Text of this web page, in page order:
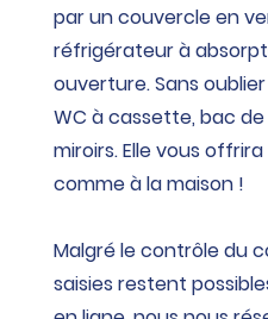
par un couvercle en
réfrigérateur à
ouverture. Sans
WC à cassette, bac
miroirs. Elle vous
comme à la maison !
Malgré le contrôle du
saisies restent